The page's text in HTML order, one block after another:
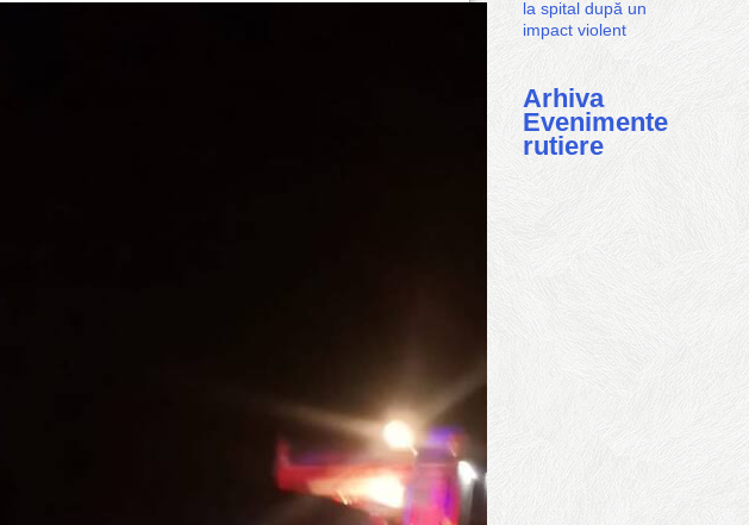
la spital după un
impact violent
Arhiva
Evenimente
rutiere